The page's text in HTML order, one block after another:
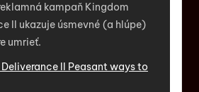
kampaň Kingdom
II ukazuje úsmevné (a hlúpe)
umrieť.
II Peasant ways to